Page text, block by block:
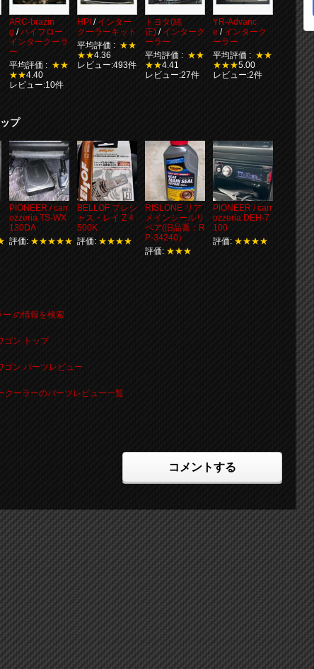
ARC-brazin
g /ハイフロー
インタークーラ
ー
平均評価 : ★★
★★4.40
レビュー:10件
HPI / インター
クーラーキット
平均評価 : ★★
★★4.36
レビュー:493件
トヨタ(純
正) / インターク
ーラー
平均評価 : ★★
★★4.41
レビュー:27件
YR-Advanc
e / インターク
ーラー
平均評価 : ★★
★★★5.00
レビュー:2件
プ
PIONEER / carr
ozzeria TS-WX
130DA
評価: ★★★★★
BELLOF プレシ
ャス・レイ Z 4
500K
評価: ★★★★
RISLONE リア
メインシールリ
ペア(旧品番：R
P-34240）
評価: ★★★
PIONEER / carr
ozzeria DEH-7
100
評価: ★★★★
の情報を検索
ゴン トップ
ゴン パーツレビュー
クーラーのパーツレビュー一覧
コメントする